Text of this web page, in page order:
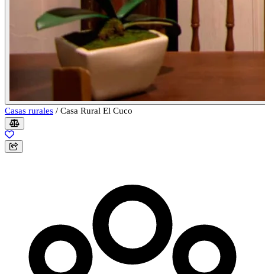
Casas rurales / Casa Rural El Cuco